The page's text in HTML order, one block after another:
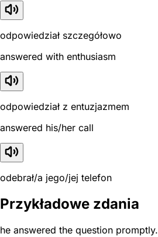
odpowiedział szczegółowo
answered with enthusiasm
odpowiedział z entuzjazmem
answered his/her call
odebrał/a jego/jej telefon
Przykładowe zdania
he answered the question promptly.